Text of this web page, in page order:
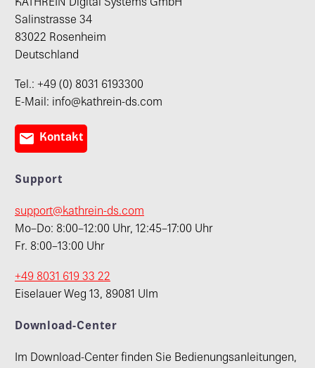
KATHREIN Digital Systems GmbH
Salinstrasse 34
83022 Rosenheim
Deutschland
Tel.: +49 (0) 8031 6193300
E-Mail: info@kathrein-ds.com
 Kontakt
Support
support@kathrein-ds.com
Mo–Do: 8:00–12:00 Uhr, 12:45–17:00 Uhr
Fr. 8:00–13:00 Uhr
+49 8031 619 33 22
Eiselauer Weg 13, 89081 Ulm
Download-Center
Im Download-Center finden Sie Bedienungsanleitungen,